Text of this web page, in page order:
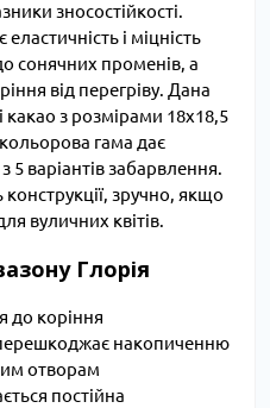
зносостійкості.
і міцність
сонячних променів, а
від перегріву. Дана
з розмірами 18х18,5
гама дає
5 варіантів забарвлення.
конструкції, зручно, якщо
вуличних квітів.
Глорія
до коріння
накопиченню
отворам
постійна